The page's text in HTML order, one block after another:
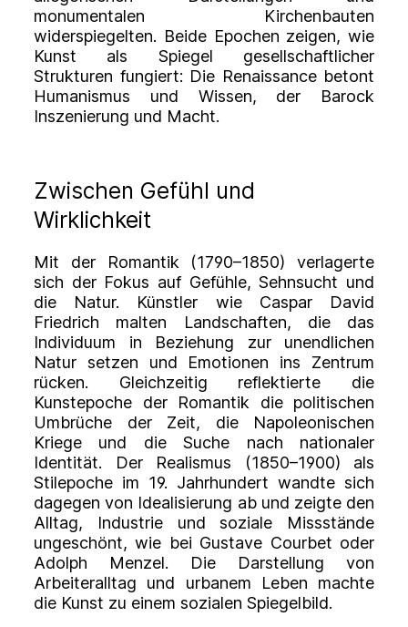
monumentalen Kirchenbauten
widerspiegelten. Beide Epochen zeigen, wie
Kunst als Spiegel gesellschaftlicher
Strukturen fungiert: Die Renaissance betont
Humanismus und Wissen, der Barock
Inszenierung und Macht.
Zwischen Gefühl und
Wirklichkeit
Mit der Romantik(1790–1850) verlagerte
sich der Fokus auf Gefühle, Sehnsucht und
die Natur. Künstler wie Caspar David
Friedrich malten Landschaften, die das
Individuum in Beziehung zur unendlichen
Natur setzen und Emotionen ins Zentrum
rücken. Gleichzeitig reflektierte die
Kunstepoche der Romantik die politischen
Umbrüche der Zeit, die Napoleonischen
Kriege und die Suche nach nationaler
Identität. Der Realismus (1850–1900) als
Stilepoche im 19. Jahrhundert wandte sich
dagegen von Idealisierung ab und zeigte den
Alltag, Industrie und soziale Missstände
ungeschönt, wie bei Gustave Courbet oder
Adolph Menzel. Die Darstellung von
Arbeiteralltag und urbanem Leben machte
die Kunst zu einem sozialen Spiegelbild.